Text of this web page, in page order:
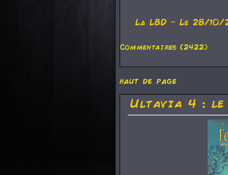
La LBD - Le 28/10/
Commentaires (2422)
haut de page
Ultavia 4 :